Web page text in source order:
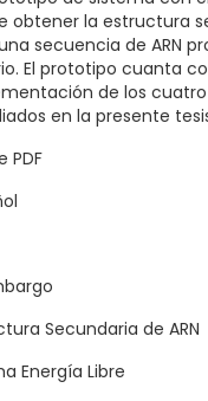
obtener la estructura
secuencia de ARN
El prototipo cuanta
de los
en la presente
PDF
Secundaria de ARN
Energía Libre